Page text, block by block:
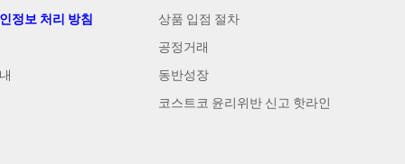
정보 처리 방침
상품 입점 절차
공정거래
동반성장
코스트코 윤리위반 신고 핫라인